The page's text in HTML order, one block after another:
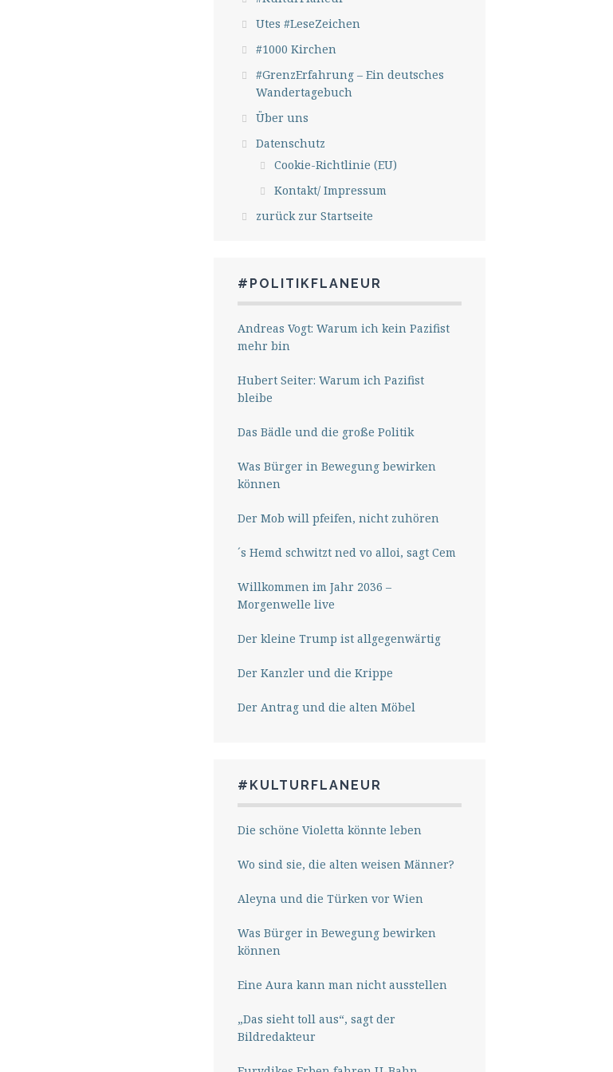
Utes #LeseZeichen
#1000 Kirchen
#GrenzErfahrung – Ein deutsches
Wandertagebuch
Über uns
Datenschutz
Cookie-Richtlinie (EU)
Kontakt/ Impressum
zurück zur Startseite
#POLITIKFLANEUR
Andreas Vogt: Warum ich kein Pazifist
mehr bin
Hubert Seiter: Warum ich Pazifist
bleibe
Das Bädle und die große Politik
Was Bürger in Bewegung bewirken
können
Der Mob will pfeifen, nicht zuhören
´s Hemd schwitzt ned vo alloi, sagt Cem
Willkommen im Jahr 2036 –
Morgenwelle live
Der kleine Trump ist allgegenwärtig
Der Kanzler und die Krippe
Der Antrag und die alten Möbel
#KULTURFLANEUR
Die schöne Violetta könnte leben
Wo sind sie, die alten weisen Männer?
Aleyna und die Türken vor Wien
Was Bürger in Bewegung bewirken
können
Eine Aura kann man nicht ausstellen
„Das sieht toll aus“, sagt der
Bildredakteur